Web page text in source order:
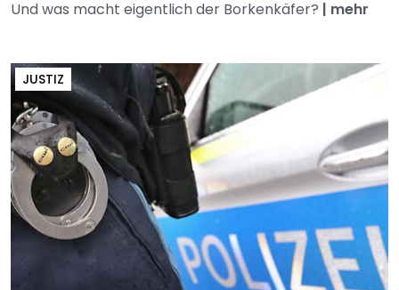
Und was macht eigentlich der Borkenkäfer? | mehr
JUSTIZ